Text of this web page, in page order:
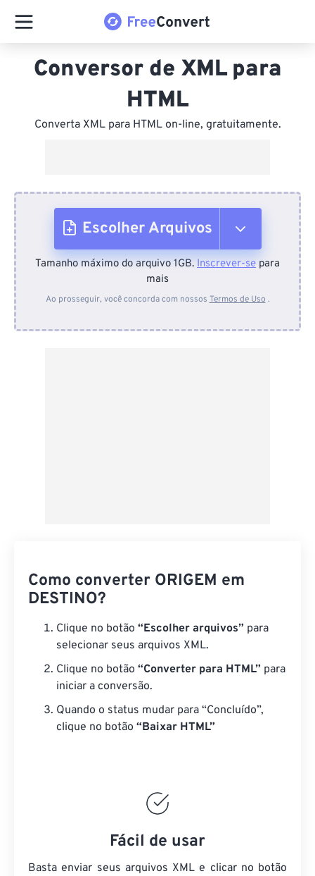
Conversor de XML para
HTML
Converta XML para HTML on-line, gratuitamente.
Escolher Arquivos
Do dispositivo
Tamanho máximo do arquivo 1GB. Inscrever-se para
mais
Ao prosseguir, você concorda com nossos Termos de Uso .
Como converter ORIGEM em
DESTINO?
Clique no botão “Escolher arquivos” para
selecionar seus arquivos XML.
Clique no botão “Converter para HTML” para
iniciar a conversão.
Quando o status mudar para “Concluído”,
clique no botão “Baixar HTML”
Fácil de usar
Basta enviar seus arquivos XML e clicar no botão